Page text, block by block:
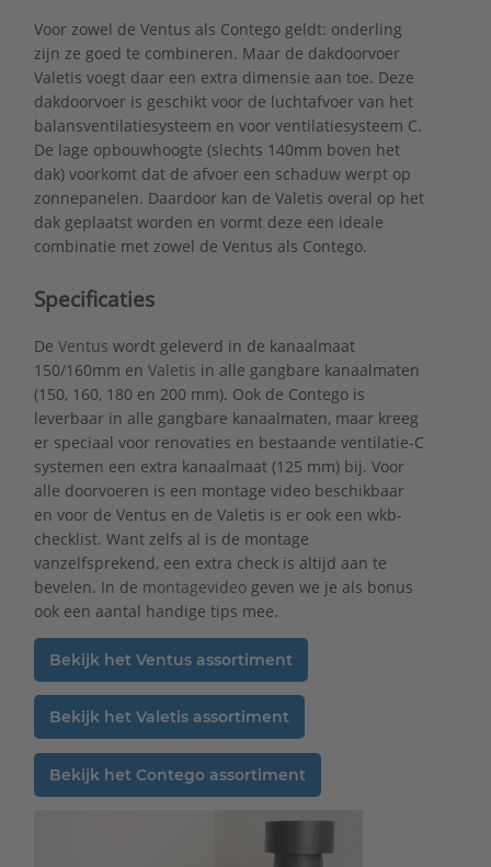
Voor zowel de Ventus als Contego geldt: onderling
zijn ze goed te combineren. Maar de dakdoorvoer
Valetis voegt daar een extra dimensie aan toe. Deze
dakdoorvoer is geschikt voor de luchtafvoer van het
balansventilatiesysteem en voor ventilatiesysteem C.
De lage opbouwhoogte (slechts 140mm boven het
dak) voorkomt dat de afvoer een schaduw werpt op
zonnepanelen. Daardoor kan de Valetis overal op het
dak geplaatst worden en vormt deze een ideale
combinatie met zowel de Ventus als Contego.
Specificaties
De Ventus wordt geleverd in de kanaalmaat
150/160mm en Valetis in alle gangbare kanaalmaten
(150, 160, 180 en 200 mm). Ook de Contego is
leverbaar in alle gangbare kanaalmaten, maar kreeg
er speciaal voor renovaties en bestaande ventilatie-C
systemen een extra kanaalmaat (125 mm) bij. Voor
alle doorvoeren is een montage video beschikbaar
en voor de Ventus en de Valetis is er ook een wkb-
checklist. Want zelfs al is de montage
vanzelfsprekend, een extra check is altijd aan te
bevelen. In de montagevideogeven we je als bonus
ook een aantal handige tips mee.
Bekijk het Ventus assortiment
Bekijk het Valetis assortiment
Bekijk het Contego assortiment